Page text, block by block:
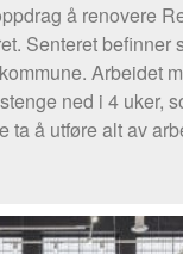
å renovere
Senteret befinner
Arbeidet
ned i 4 uker,
ta å utføre alt av